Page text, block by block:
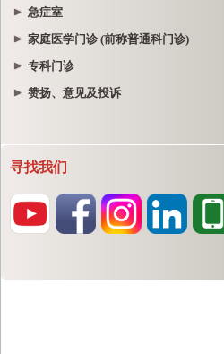
急症室
家庭医学门诊 (前称普通科门诊)
专科门诊
赞扬、意见及投诉
寻找我们